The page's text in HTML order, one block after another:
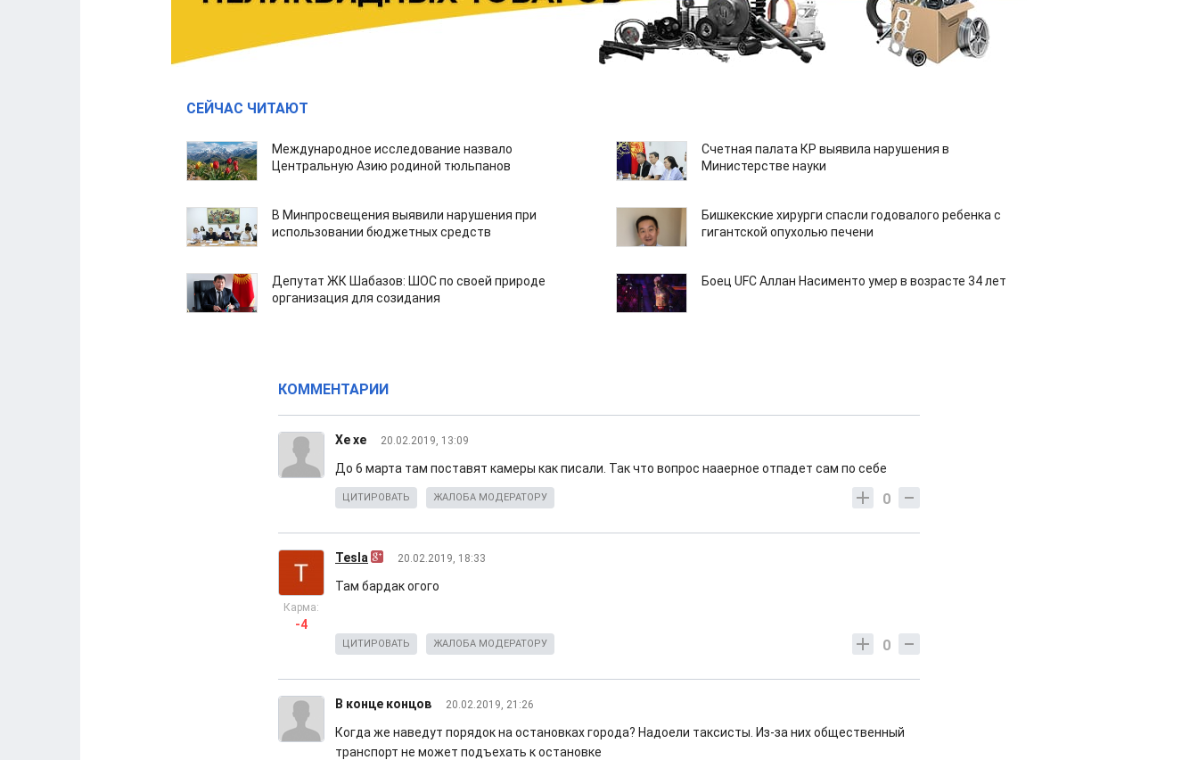
СЕЙЧАС ЧИТАЮТ
Международное исследование назвало
Центральную Азию родиной тюльпанов
Счетная палата КР выявила нарушения в
Министерстве науки
В Минпросвещения выявили нарушения при
использовании бюджетных средств
Бишкекские хирурги спасли годовалого ребенка с
гигантской опухолью печени
Депутат ЖК Шабазов: ШОС по своей природе
организация для созидания
Боец UFC Аллан Насименто умер в возрасте 34 лет
КОММЕНТАРИИ
Хе хе 20.02.2019, 13:09
До 6 марта там поставят камеры как писали. Так что вопрос нааерное отпадет сам по себе
0
ЦИТИРОВАТЬ ЖАЛОБА МОДЕРАТОРУ
Tesla 20.02.2019, 18:33
Карма:
-4
Там бардак огого
0
ЦИТИРОВАТЬ ЖАЛОБА МОДЕРАТОРУ
В конце концов 20.02.2019, 21:26
Когда же наведут порядок на остановках города? Надоели таксисты. Из-за них общественный
транспорт не может подъехать к остановке